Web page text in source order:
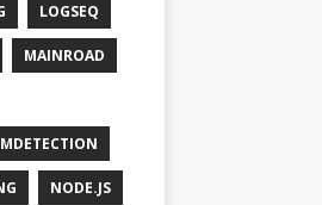
LOGSEQ
MAINROAD
NODE.JS